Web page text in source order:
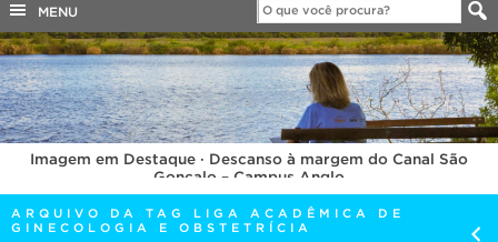
Canais
COBALTO
CONCURSOS
EDITAIS
INTERNACIONAL
OUVIDORIA
PORTARIAS
TELEFONES
MENU
Imagem em Destaque · Descanso à margem do Canal São
Gonçalo – Campus Anglo
ARQUIVO DA TAG LIGA ACADÊMICA DE
GINECOLOGIA E OBSTETRÍCIA